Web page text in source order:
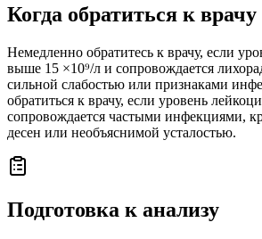
Когда обратиться к врачу
Немедленно обратитесь к врачу, если
выше 15 ×10⁹/л и сопровождается
сильной слабостью или признаками
обратиться к врачу, если уровень
сопровождается частыми инфекциями,
десен или необъяснимой усталостью.
Подготовка к анализу